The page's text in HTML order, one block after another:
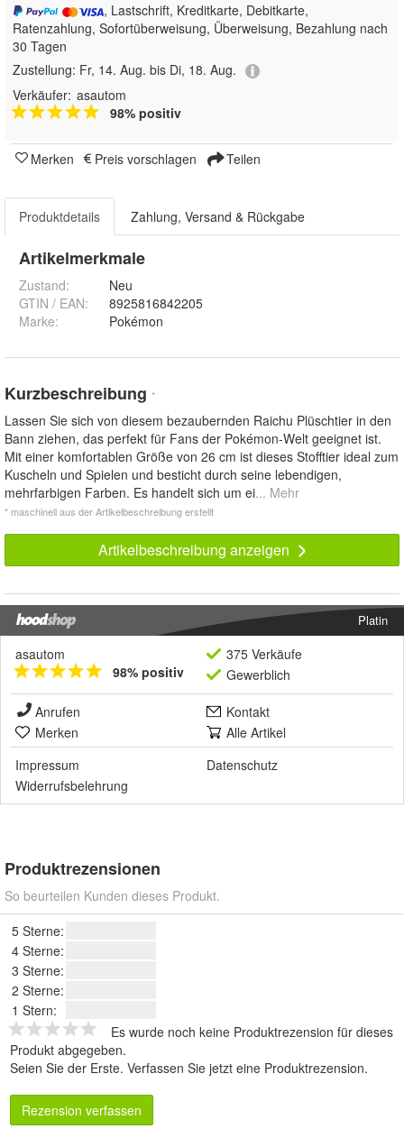
, Lastschrift, Kreditkarte, Debitkarte,
Ratenzahlung, Sofortüberweisung, Überweisung, Bezahlung nach
30 Tagen
Zustellung: Fr, 14. Aug. bis Di, 18. Aug.
Verkäufer: asautom
98% positiv
Merken Preis vorschlagen Teilen
Produktdetails Zahlung, Versand & Rückgabe
Artikelmerkmale
Zustand:
Neu
GTIN / EAN:
8925816842205
Marke:
Pokémon
Kurzbeschreibung *
Lassen Sie sich von diesem bezaubernden Raichu Plüschtier in den
Bann ziehen, das perfekt für Fans der Pokémon-Welt geeignet ist.
Mit einer komfortablen Größe von 26 cm ist dieses Stofftier ideal zum
Kuscheln und Spielen und besticht durch seine lebendigen,
mehrfarbigen Farben. Es handelt sich um ei... Mehr
* maschinell aus der Artikelbeschreibung erstellt
Artikelbeschreibung anzeigen
Platin
asautom
98% positiv
375 Verkäufe
Gewerblich
Anrufen
Kontakt
Merken
Alle Artikel
Impressum
Datenschutz
Widerrufsbelehrung
Produktrezensionen
So beurteilen Kunden dieses Produkt.
5 Sterne:
4 Sterne:
3 Sterne:
2 Sterne:
1 Stern:
Es wurde noch keine Produktrezension für dieses
Produkt abgegeben.
Seien Sie der Erste. Verfassen Sie jetzt eine Produktrezension.
Rezension verfassen